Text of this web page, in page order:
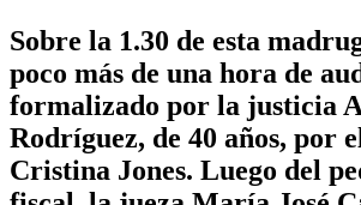
Sobre la 1.30 de esta
poco más de una hora de
formalizado por la justicia
Rodríguez, de 40 años, por
Cristina Jones. Luego del